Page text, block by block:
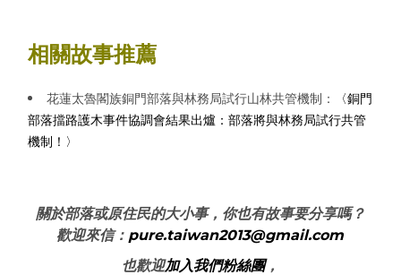
相關故事推薦
花蓮太魯閣族銅門部落與林務局試行山林共管機制：
〈銅門
部落擋路護木事件協調會結果出爐：部落將與林務局試行共管
機制！〉
關於部落或原住民的大小事，你也有故事要分享嗎？
歡迎來信： pure.taiwan2013@gmail.com
也歡迎加入我們粉絲團，